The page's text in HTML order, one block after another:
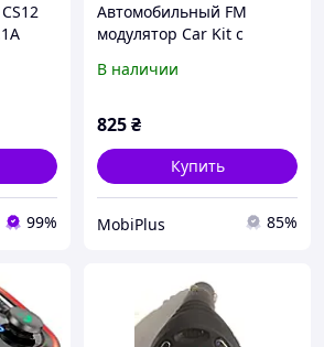
99%
Автомобильный FM
модулятор Car Kit с
В наличии
825₴
Купить
MobiPlus 85%